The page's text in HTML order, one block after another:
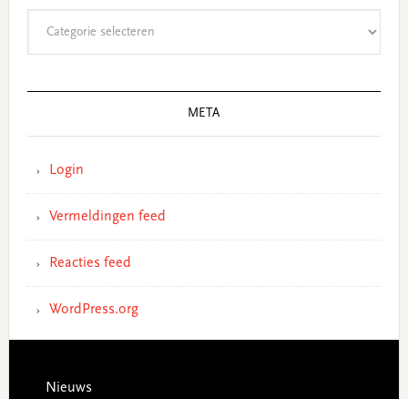
META
Login
Vermeldingen feed
Reacties feed
WordPress.org
Footer
Nieuws